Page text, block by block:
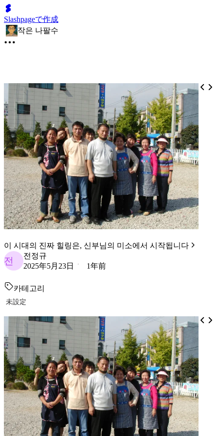
Slashpageで作成
작은 나팔수
이 시대의 진짜 힐링은, 신부님의 미소에서 시작됩니다
전
전정규
2025年5月23日
1年前
카테고리
未設定